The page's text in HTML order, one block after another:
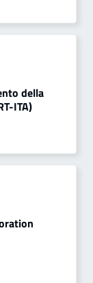
della
ITA)